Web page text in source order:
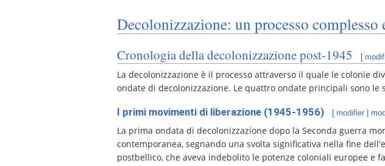
Decolonizzazione: un processo complesso
Cronologia della decolonizzazione post-1945 [
La decolonizzazione è il processo attraverso il quale le colonie
ondate di decolonizzazione. Le quattro ondate principali sono le
I primi movimenti di liberazione (1945-1956) [ modifier |
La prima ondata di decolonizzazione dopo la Seconda guerra
contemporanea, segnando una svolta significativa nella fine
postbellico, che aveva indebolito le potenze coloniali europee